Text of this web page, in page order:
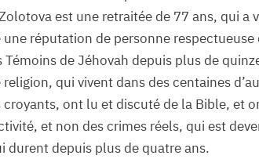
est une retraitée de 77 ans, qui a
une réputation de personne
de Jéhovah depuis plus de
qui vivent dans des centaines
croyants, ont lu et discuté de la Bible, et
et non des crimes réels, qui est
durent depuis plus de quatre ans.